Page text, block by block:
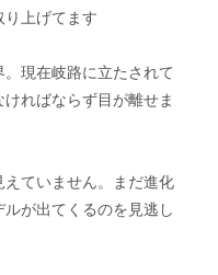
り上げてます
現在岐路に立たされて
ればならず目が離せま
ていません。まだ進化
が出てくるのを見逃し